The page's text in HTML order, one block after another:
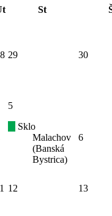
St
29 30
5
Sklo
Malachov
(Banská
Bystrica)
6
12 13